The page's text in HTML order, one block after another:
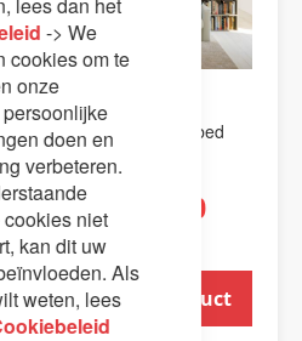
-> We
cookies om te
onze
doen en
verbeteren.
niet
kan dit uw
Als
weten, lees
Bedkast / opklapbed
Loft Deluxe Sofa
€ 4.145,00
€ 4.795,00
Bekijk product